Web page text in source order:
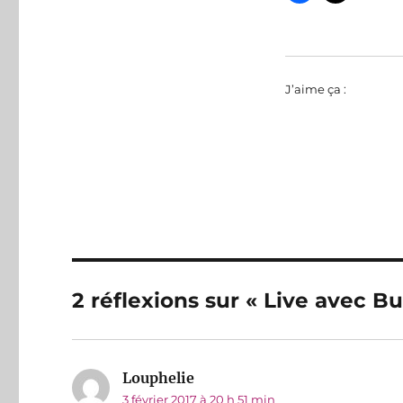
J’aime ça :
2 réflexions sur « Live avec
Louphelie
3 février 2017 à 20 h 51 min